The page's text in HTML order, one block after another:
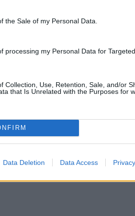
the Sale of my Personal Data.
processing my Personal Data for Targeted
Collection, Use, Retention, Sale, and/or
that Is Unrelated with the Purposes for
Data Deletion Data Access
Il Sant'Elena si riprende il
Mancusi